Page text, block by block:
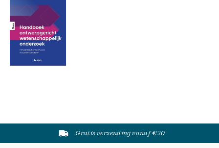
Gratis verzending vanaf €20